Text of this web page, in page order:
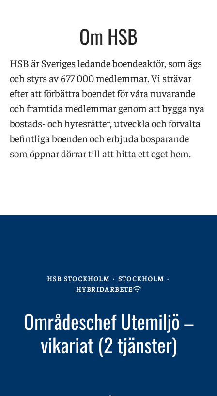
Om HSB
HSB är Sveriges ledande boendeaktör, som ägs
och styrs av 677 000 medlemmar. Vi strävar
efter att förbättra boendet för våra nuvarande
och framtida medlemmar genom att bygga nya
bostads- och hyresrätter, utveckla och förvalta
befintliga boenden och erbjuda bosparande
som öppnar dörrar till att hitta ett eget hem.
HSB STOCKHOLM · STOCKHOLM ·
HYBRIDARBETE
Områdeschef Utemiljö –
vikariat (2 tjänster)